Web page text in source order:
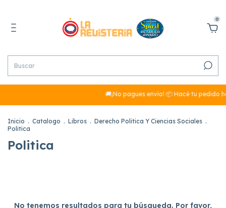
0
🚚¡No pagues envío! 📦 Hacé tu pedido hoy
Inicio . Catalogo . Libros . Derecho Politica Y Ciencias Sociales .
Politica
Politica
No tenemos resultados para tu búsqueda. Por favor,